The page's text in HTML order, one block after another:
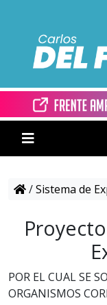
/Sistema de
POR EL CUAL SE
ORGANISMOS